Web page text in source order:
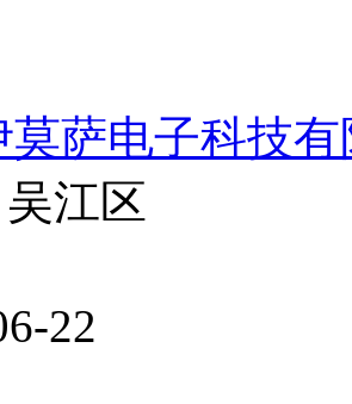
莫萨电子科技
江区
22